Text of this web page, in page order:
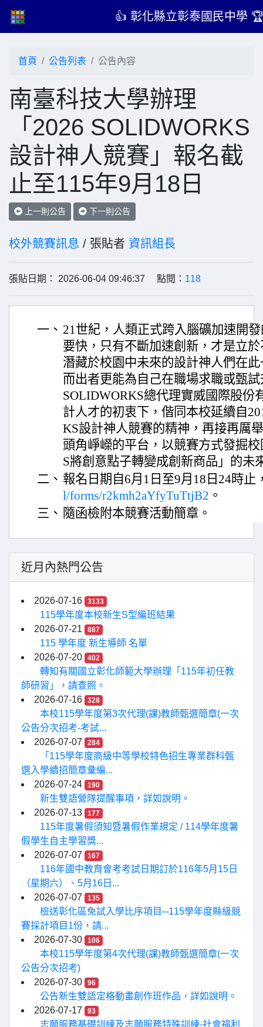
👍 彰化縣立彰泰國民中學
首頁 公告列表 公告內容
南臺科技大學辦理
「2026 SOLIDWORKS
設計神人競賽」報名截
止至115年9月18日
上一則公告 下一則公告
校外競賽訊息 / 張貼者 資訊組長
張貼日期： 2026-06-04 09:46:37 點閱： 118
一、 21世紀，人類正式跨入腦礦加速開
要快，只有不斷加速創新，才是立
潛藏於校園中未來的設計神人們在
而出者更能為自己在職場求職或甄
SOLIDWORKS總代理實威國際股份
計人才的初衷下，偕同本校延續自
KS設計神人競賽的精神，再接再厲
頭角崢嶸的平台，以競賽方式發掘
S將創意點子轉變成創新商品」的未
二、 報名日期自6月1日至9月18日24時止
l/forms/r2kmh2aYfyTuTtjB2 。
三、 隨函檢附本競賽活動簡章。
近月內熱門公告
2026-07-16 3133
115學年度本校新生S型編班結果
2026-07-21
887
115 學年度 新生導師 名單
2026-07-20
402
轉知有關國立彰化師範大學辦理「115年初任教
師研習」，請查照。
2026-07-16
328
本校115學年度第3次代理(課)教師甄選簡章(一次
公告分次招考-考試...
2026-07-07
284
「115學年度高級中等學校特色招生專業群科甄
選入學續招簡章彙編...
2026-07-24
190
新生雙語營隊提醒事項，詳如說明。
2026-07-13
177
115年度暑假須知暨暑假作業規定 / 114學年度暑
假學生自主學習獎...
2026-07-07
167
116年國中教育會考考試日期訂於116年5月15日
（星期六）、5月16日...
2026-07-07
135
檢送彰化區免試入學比序項目─115學年度縣級競
賽採計項目1份，請...
2026-07-30
106
本校115學年度第4次代理(課)教師甄選簡章(一次
公告分次招考)
2026-07-30
96
公告新生雙語定格動畫創作班作品，詳如說明。
2026-07-17
93
志願服務基礎訓練及志願服務特殊訓練-社會福利